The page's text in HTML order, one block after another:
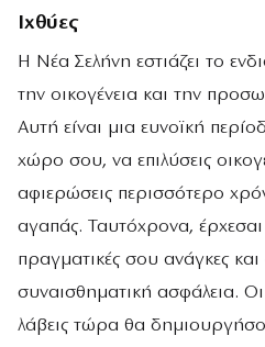
Ιχθύες
Η Νέα Σελήνη εστιάζει το
την οικογένεια και την
Αυτή είναι μια ευνοϊκή
χώρο σου, να επιλύσεις
αφιερώσεις περισσότερο
αγαπάς. Ταυτόχρονα, έρχεσαι
πραγματικές σου ανάγκες
συναισθηματική ασφάλεια.
λάβεις τώρα θα